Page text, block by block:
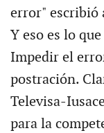
error" escribió
Y eso es lo
Impedir el
postración.
Televisa-
para la